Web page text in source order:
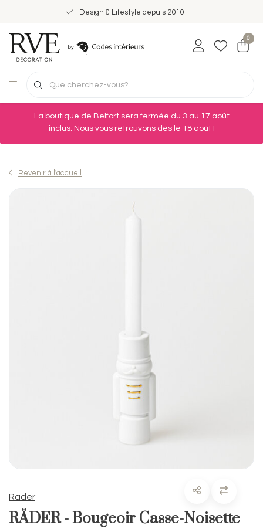
Design & Lifestyle depuis 2010
0
La boutique de Belfort sera fermée du 3 au 17 août
inclus. Nous vous retrouvons dès le 18 août !
Revenir à l'accueil
Rader
RÄDER - Bougeoir Casse-Noisette